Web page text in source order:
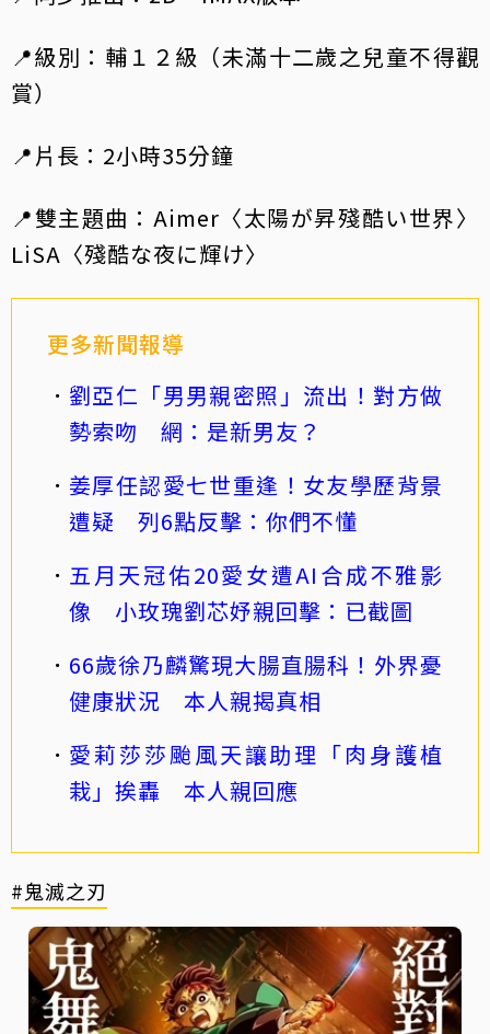
📍級別：輔１２級（未滿十二歲之兒童不得觀
賞）
📍片長：2小時35分鐘
📍雙主題曲：Aimer〈太陽が昇殘酷い世界〉
LiSA〈殘酷な夜に輝け〉
更多新聞報導
劉亞仁「男男親密照」流出！對方做
勢索吻 網：是新男友？
姜厚任認愛七世重逢！女友學歷背景
遭疑 列6點反擊：你們不懂
五月天冠佑20愛女遭AI合成不雅影
像 小玫瑰劉芯妤親回擊：已截圖
66歲徐乃麟驚現大腸直腸科！外界憂
健康狀況 本人親揭真相
愛莉莎莎颱風天讓助理「肉身護植
栽」挨轟 本人親回應
#鬼滅之刃